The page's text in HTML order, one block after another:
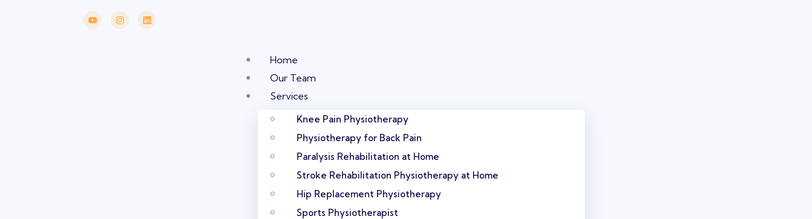
Home
Our Team
Services
Knee Pain Physiotherapy
Physiotherapy for Back Pain
Paralysis Rehabilitation at Home
Stroke Rehabilitation Physiotherapy at Home
Hip Replacement Physiotherapy
Sports Physiotherapist